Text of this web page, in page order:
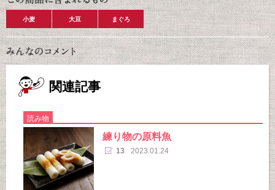
小麦 大豆 まぐろ
関連記事
読み物
練り物の原料魚
13 2023.01.24